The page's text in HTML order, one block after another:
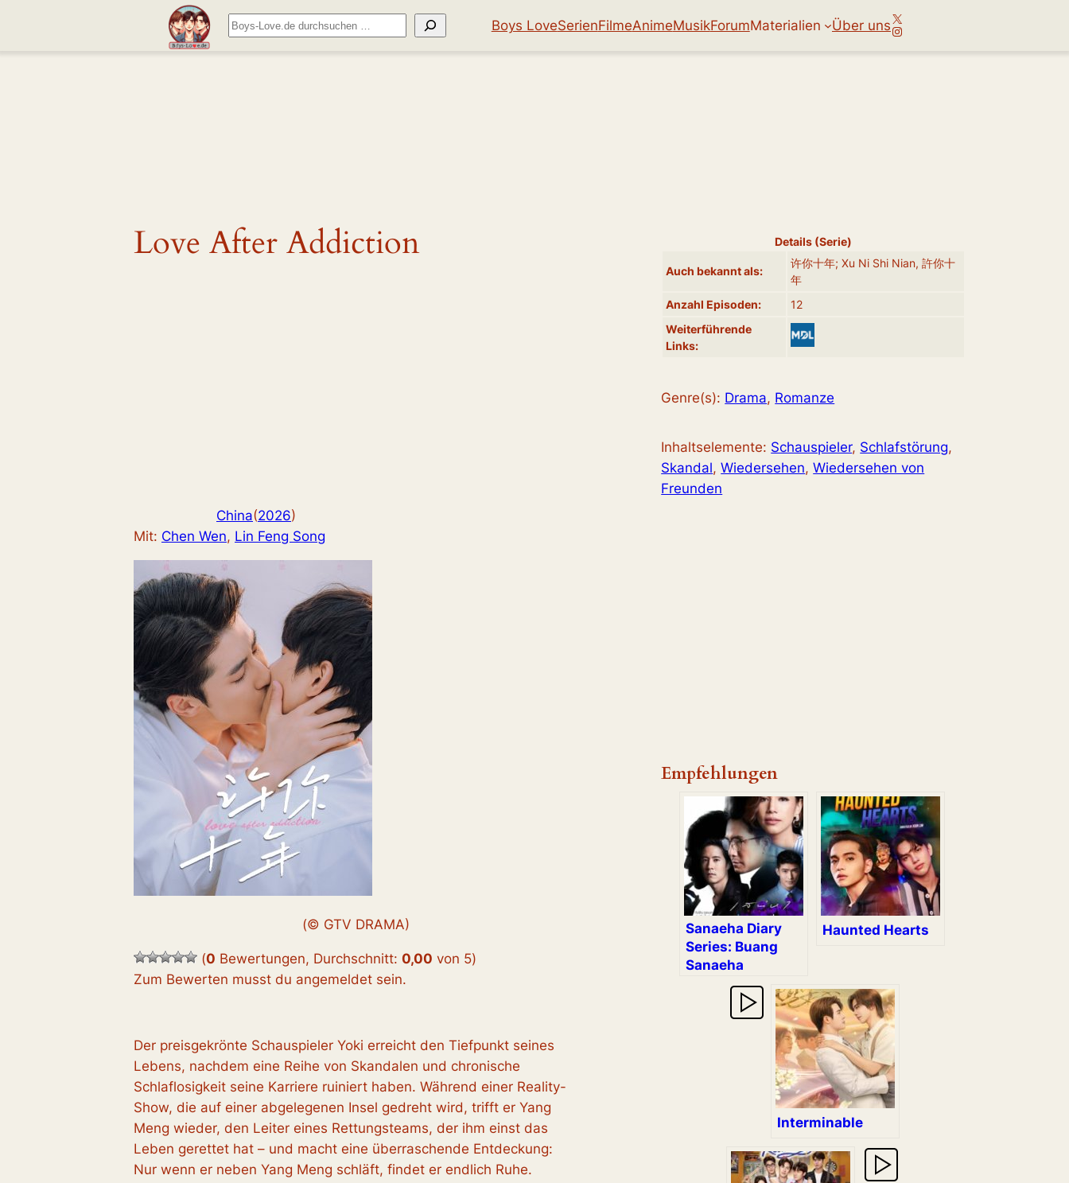
Suchen Boys LoveSerienFilmeAnimeMusikForumMaterialien Über unsX
Instagram
Love After Addiction
China(2026)
Mit: Chen Wen, Lin Feng Song
(© GTV DRAMA)
(0 Bewertungen, Durchschnitt: 0,00 von 5)
Zum Bewerten musst du angemeldet sein.
Der preisgekrönte Schauspieler Yoki erreicht den Tiefpunkt seines
Lebens, nachdem eine Reihe von Skandalen und chronische
Schlaflosigkeit seine Karriere ruiniert haben. Während einer Reality-
Show, die auf einer abgelegenen Insel gedreht wird, trifft er Yang
Meng wieder, den Leiter eines Rettungsteams, der ihm einst das
Leben gerettet hat – und macht eine überraschende Entdeckung:
Nur wenn er neben Yang Meng schläft, findet er endlich Ruhe.
Details (Serie)
Auch bekannt als:
许你十年; Xu Ni Shi Nian, 許你十
年
Anzahl Episoden:
12
Weiterführende
Links:
Genre(s): Drama, Romanze
Inhaltselemente: Schauspieler, Schlafstörung
Skandal, Wiedersehen, Wiedersehen von
Freunden
Empfehlungen
Sanaeha Diary
Series: Buang
Sanaeha
Haunted Hearts
Interminable